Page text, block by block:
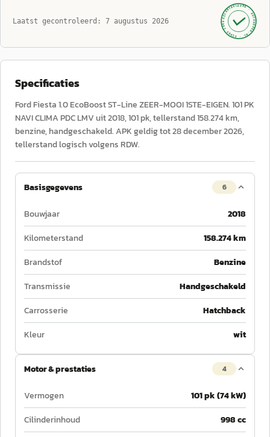
Laatst gecontroleerd: 7 augustus 2026 GECONTROLEERD ·
AUTOKOPEN.NL
· SINDS 1999 ·
Specificaties
Ford Fiesta 1.0 EcoBoost ST-Line ZEER-MOOI 1STE-EIGEN. 101 PK
NAVI CLIMA PDC LMV uit 2018, 101 pk, tellerstand 158.274 km,
benzine, handgeschakeld. APK geldig tot 28 december 2026,
tellerstand logisch volgens RDW.
Basisgegevens 6
Bouwjaar
2018
Kilometerstand
158.274 km
Brandstof
Benzine
Transmissie
Handgeschakeld
Carrosserie
Hatchback
Kleur
wit
Motor & prestaties 4
Vermogen
101 pk (74 kW)
Cilinderinhoud
998 cc